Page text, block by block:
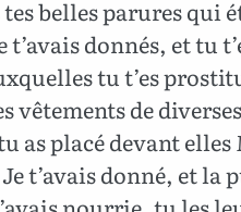
belles parures qui
t’avais donnés, et tu
tu t’es
vêtements de
as placé devant
t’avais donné, et la